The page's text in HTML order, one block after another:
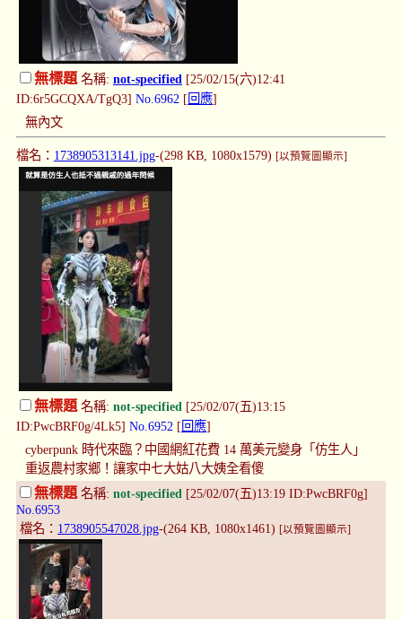
無標題名稱: not-specified [25/02/15(六)12:41
ID:6r5GCQXA/TgQ3] No.6962 [ 回應]
無內文
檔名： 1738905313141.jpg-(298 KB, 1080x1579) [以預覽圖顯示]
無標題名稱: not-specified [25/02/07(五)13:15
ID:PwcBRF0g/4Lk5] No.6952 [ 回應]
cyberpunk 時代來臨？中國網紅花費 14 萬美元變身「仿生人」
重返農村家鄉！讓家中七大姑八大姨全看傻
無標題 名稱: not-specified [25/02/07(五)13:19 ID:PwcBRF0g]
No.6953
檔名： 1738905547028.jpg-(264 KB, 1080x1461) [以預覽圖顯示]